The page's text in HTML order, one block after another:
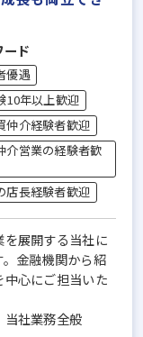
ード
優遇
10年以上歓迎
仲介経験者歓迎
介営業の経験者歓
店長経験者歓迎
展開する当社に
金融機関から紹
心にご担当いた
社業務全般